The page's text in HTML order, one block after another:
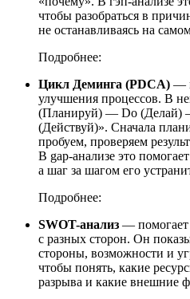
чтобы разобраться в
не останавливаясь на
Подробнее:
Цикл Деминга (PDCA) —
улучшения процессов. В
(Планируй) — Do (Делай)
(Действуй)». Сначала
пробуем, проверяем
В gap-анализе это
а шаг за шагом его
Подробнее:
SWOT-анализ — помогает
с разных сторон. Он
стороны, возможности и
чтобы понять, какие
разрыва и какие внешние